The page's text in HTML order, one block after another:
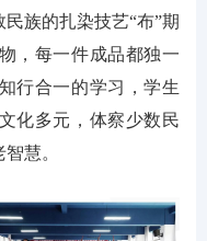
族的扎染技艺“布”期
，每一件成品都独一
行合一的学习，学生
化多元，体察少数民
慧。